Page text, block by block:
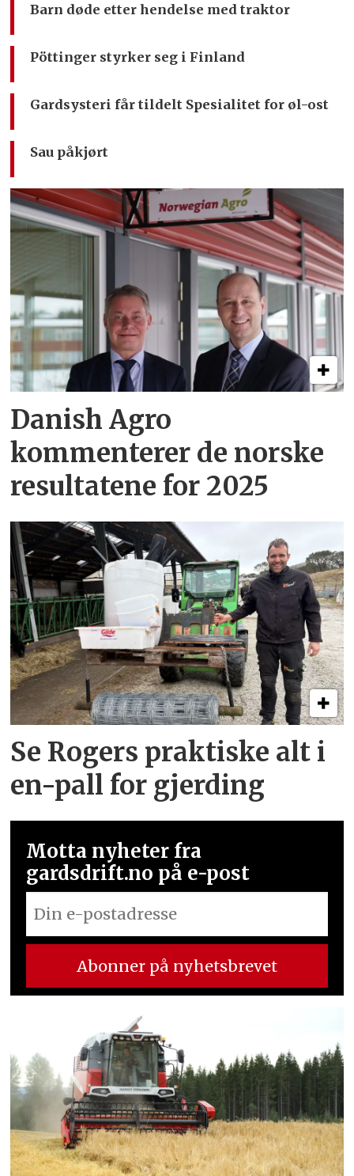
Barn døde etter hendelse med traktor
Pöttinger styrker seg i Finland
Gardsysteri får tildelt Spesialitet for øl-ost
Sau påkjørt
Danish Agro
kommenterer de norske
resultatene for 2025
Se Rogers praktiske alt i
en-pall for gjerding
Motta nyheter fra
gardsdrift.no på e-post